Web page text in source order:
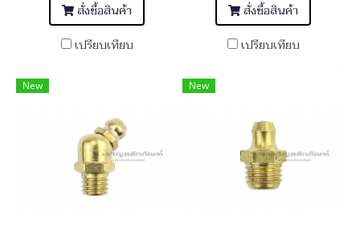
สั่งซื้อสินค้า
เปรียบเทียบ
สั่งซื้อสินค้า
เปรียบเทียบ
New New